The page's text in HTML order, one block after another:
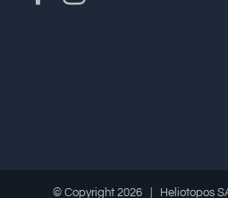
© Copyright 2026 | Heliotopos